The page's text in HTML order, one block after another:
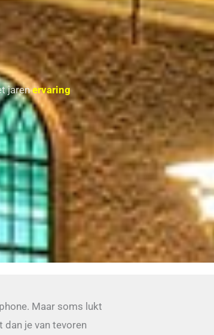
jarenervaring
Maar soms lukt
dan je van tevoren